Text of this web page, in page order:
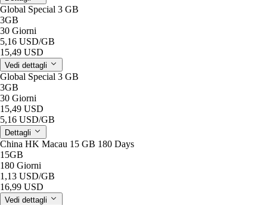
Global Special 3 GB
3GB
30 Giorni
5,16 USD/GB
15,49 USD
Vedi dettagli
Global Special 3 GB
3GB
30 Giorni
15,49 USD
5,16 USD/GB
Dettagli
China HK Macau 15 GB 180 Days
15GB
180 Giorni
1,13 USD/GB
16,99 USD
Vedi dettagli